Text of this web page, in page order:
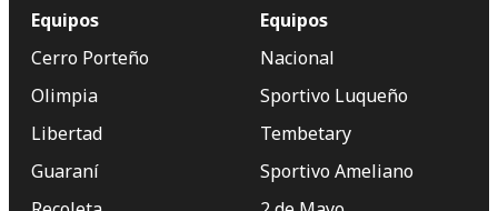
Equipos
Cerro Porteño
Olimpia
Libertad
Guaraní
Equipos
Nacional
Sportivo Luqueño
Tembetary
Sportivo Ameliano